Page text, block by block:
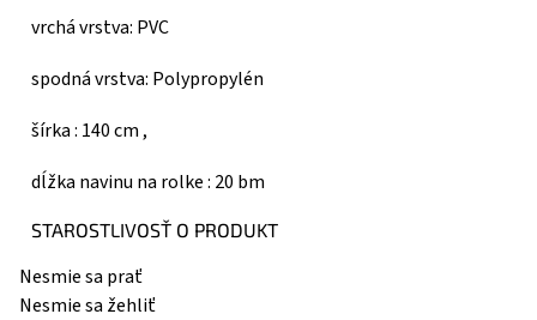
vrchá vrstva: PVC
spodná vrstva: Polypropylén
šírka : 140 cm ,
dĺžka navinu na rolke : 20 bm
STAROSTLIVOSŤ O PRODUKT
Nesmie sa prať
Nesmie sa žehliť